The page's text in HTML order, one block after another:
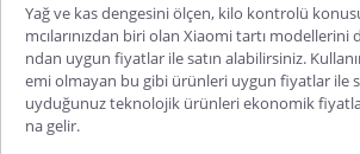
Yağ ve kas dengesini ölçen, kilo kontrolü
mcılarınızdan biri olan Xiaomi tartı modellerini
ndan uygun fiyatlar ile satın alabilirsiniz.
emi olmayan bu gibi ürünleri uygun fiyatlar ile
uyduğunuz teknolojik ürünleri ekonomik
na gelir.